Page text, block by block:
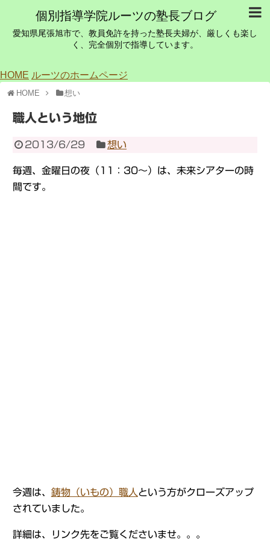
個別指導学院ルーツの塾長ブログ
愛知県尾張旭市で、教員免許を持った塾長夫婦が、厳しくも楽し
く、完全個別で指導しています。
HOME ルーツのホームページ
HOME 想い
職人という地位
2013/6/29 想い
毎週、金曜日の夜（11：30～）は、未来シアターの時
間です。
今週は、 鋳物（いもの）職人 という方がクローズアップ
されていました。
詳細は、リンク先をご覧くださいませ。。。